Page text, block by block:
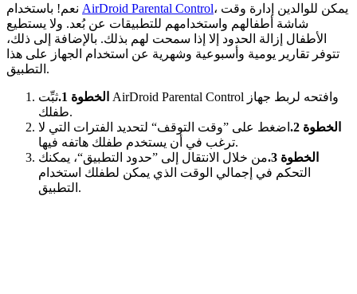
AirDroid Parental Control، يمكن للوالدين إدارة وقت
شاشة أطفالهم واستخدامهم للتطبيقات عن بُعد. ولا يستطيع
الأطفال إزالة الحدود إلا إذا سمحت لهم بذلك. بالإضافة إلى ذلك،
تتوفر تقارير يومية وأسبوعية وشهرية عن استخدام الجهاز على هذا
التطبيق.
الخطوة 1.
ثبِّت AirDroid Parental Control وافتحه لربط جهاز
طفلك.
الخطوة 2.
اضغط على ”وقت التوقف“ لتحديد الفترات التي لا
ترغب في أن يستخدم طفلك هاتفه فيها.
الخطوة 3.
من خلال الانتقال إلى ”حدود التطبيق“، يمكنك
التحكم في إجمالي الوقت الذي يمكن لطفلك استخدام
التطبيق.